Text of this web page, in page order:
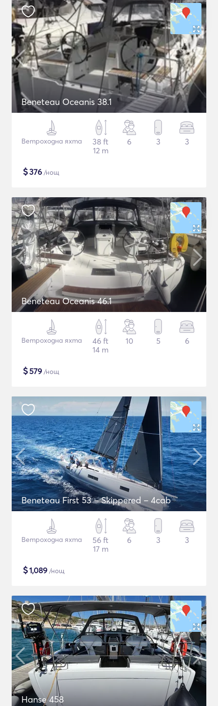
Beneteau Oceanis 38.1
Ветроходна яхта
38 ft
12 m
6 3 3
$376 /нощ
Beneteau Oceanis 46.1
Ветроходна яхта
46 ft
14 m
10 5 6
$579 /нощ
Beneteau First 53 – Skippered – 4cab
Ветроходна яхта
56 ft
17 m
6 3 3
$1,089 /нощ
Hanse 458